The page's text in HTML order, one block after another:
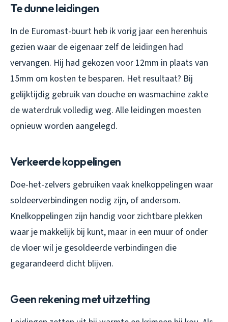
Te dunne leidingen
In de Euromast-buurt heb ik vorig jaar een herenhuis
gezien waar de eigenaar zelf de leidingen had
vervangen. Hij had gekozen voor 12mm in plaats van
15mm om kosten te besparen. Het resultaat? Bij
gelijktijdig gebruik van douche en wasmachine zakte
de waterdruk volledig weg. Alle leidingen moesten
opnieuw worden aangelegd.
Verkeerde koppelingen
Doe-het-zelvers gebruiken vaak knelkoppelingen waar
soldeerverbindingen nodig zijn, of andersom.
Knelkoppelingen zijn handig voor zichtbare plekken
waar je makkelijk bij kunt, maar in een muur of onder
de vloer wil je gesoldeerde verbindingen die
gegarandeerd dicht blijven.
Geen rekening met uitzetting